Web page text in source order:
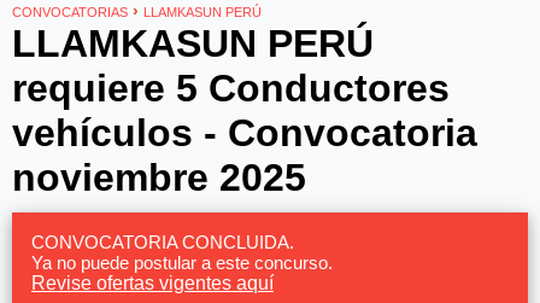
CONVOCATORIAS › LLAMKASUN PERÚ
LLAMKASUN PERÚ
requiere 5 Conductores
vehículos - Convocatoria
noviembre 2025
CONVOCATORIA CONCLUIDA.
Ya no puede postular a este concurso.
Revise ofertas vigentes aquí